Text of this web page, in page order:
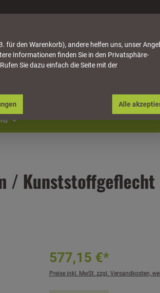
NATURSTEIN
/
577,15 €*
Preise inkl. MwSt. zzgl. Versandkosten,
für den Warenkorb), andere helfen uns, unser
Informationen finden Sie in den Privatsphäre-
Sie dazu einfach die Seite mit der
Alle